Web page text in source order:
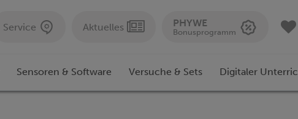
Service Aktuelles PHYWE
Bonusprogramm
Sensoren & Software Versuche & Sets Digitaler